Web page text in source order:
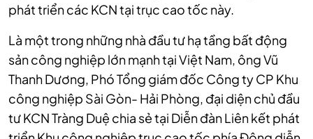
phát triển các KCN tại trục cao tốc này.
Là một trong những nhà đầu tư hạ tầng bất động
sản công nghiệp lớn mạnh tại Việt Nam, ông Vũ
Thanh Dương, Phó Tổng giám đốc Công ty CP Khu
công nghiệp Sài Gòn- Hải Phòng, đại diện chủ đầu
tư KCN Tràng Duệ chia sẻ tại Diễn đàn Liên kết phát